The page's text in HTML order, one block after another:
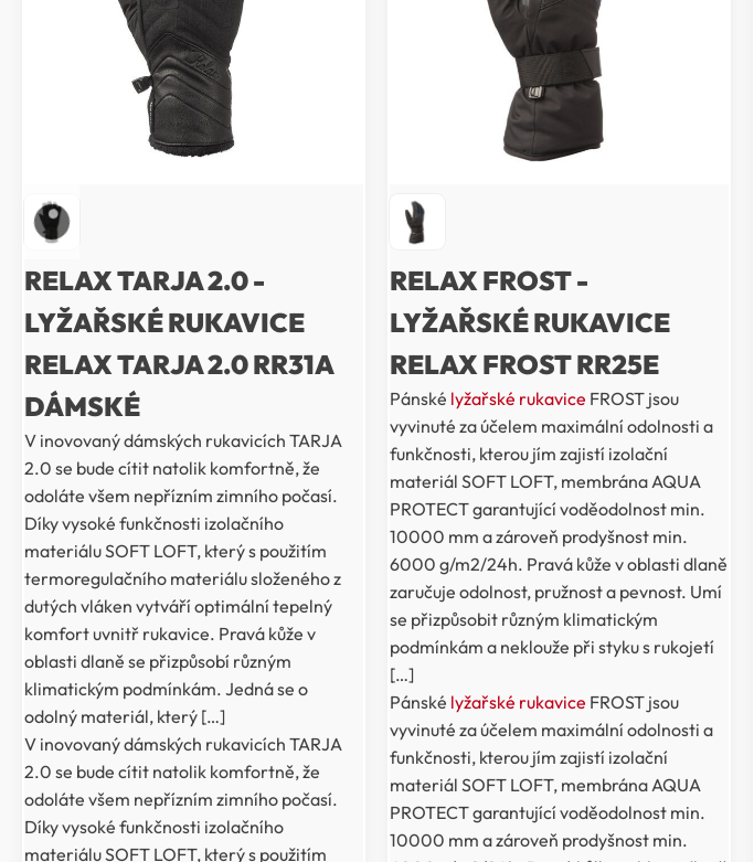
RELAX TARJA 2.0 -
LYŽAŘSKÉ RUKAVICE
RELAX TARJA 2.0 RR31A
DÁMSKÉ
V inovovaný dámských rukavicích TARJA
2.0 se bude cítit natolik komfortně, že
odoláte všem nepřízním zimního počasí.
Díky vysoké funkčnosti izolačního
materiálu SOFT LOFT, který s použitím
termoregulačního materiálu složeného z
dutých vláken vytváří optimální tepelný
komfort uvnitř rukavice. Pravá kůže v
oblasti dlaně se přizpůsobí různým
klimatickým podmínkám. Jedná se o
odolný materiál, který […]
V inovovaný dámských rukavicích TARJA
2.0 se bude cítit natolik komfortně, že
odoláte všem nepřízním zimního počasí.
Díky vysoké funkčnosti izolačního
materiálu SOFT LOFT, který s použitím
RELAX FROST -
LYŽAŘSKÉ RUKAVICE
RELAX FROST RR25E
Pánské lyžařské rukavice FROST jsou
vyvinuté za účelem maximální odolnosti a
funkčnosti, kterou jím zajistí izolační
materiál SOFT LOFT, membrána AQUA
PROTECT garantující voděodolnost min.
10000 mm a zároveň prodyšnost min.
6000 g/m2/24h. Pravá kůže v oblasti dlaně
zaručuje odolnost, pružnost a pevnost. Umí
se přizpůsobit různým klimatickým
podmínkám a neklouže při styku s rukojetí
[…]
Pánské lyžařské rukavice FROST jsou
vyvinuté za účelem maximální odolnosti a
funkčnosti, kterou jím zajistí izolační
materiál SOFT LOFT, membrána AQUA
PROTECT garantující voděodolnost min.
10000 mm a zároveň prodyšnost min.